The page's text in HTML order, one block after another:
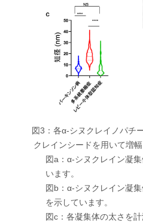
図3：各α-シヌクレイノパチ
クレインシードを用いて増
図a：α-シヌクレイン凝
います。
図b：α-シヌクレイン凝
を示しています。
図c：各凝集体の太さを